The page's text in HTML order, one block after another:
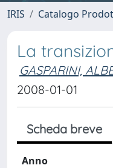
IRIS Catalogo
La
GASPARINI,
2008-01-01
Scheda breve
Anno